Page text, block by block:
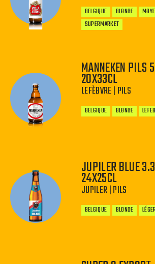
BELGIQUE BLONDE
SUPERMARKET
−
MANNEKEN PILS
20X33CL
LEFÈBVRE | PILS
BELGIQUE BLONDE
−
JUPILER BLUE
24X25CL
JUPILER | PILS
BELGIQUE BLONDE